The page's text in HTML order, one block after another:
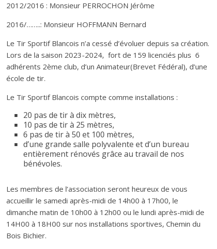
2012/2016 : Monsieur PERROCHON Jérôme
2016/……..: Monsieur HOFFMANN Bernard
Le Tir Sportif Blancois n’a cessé d’évoluer depuis sa création.
Lors de la saison 2023-2024, fort de 159 licenciés plus 6
adhérents 2ème club, d’un Animateur(Brevet Fédéral), d’une
école de tir.
Le Tir Sportif Blancois compte comme installations :
20 pas de tir à dix mètres,
10 pas de tir à 25 mètres,
6 pas de tir à 50 et 100 mètres,
d’une grande salle polyvalente et d’un bureau
entièrement rénovés grâce au travail de nos
bénévoles.
Les membres de l’association seront heureux de vous
accueillir le samedi après-midi de 14h00 à 17h00, le
dimanche matin de 10h00 à 12h00 ou le lundi après-midi de
14H00 à 18H00 sur nos installations sportives, Chemin du
Bois Bichier.